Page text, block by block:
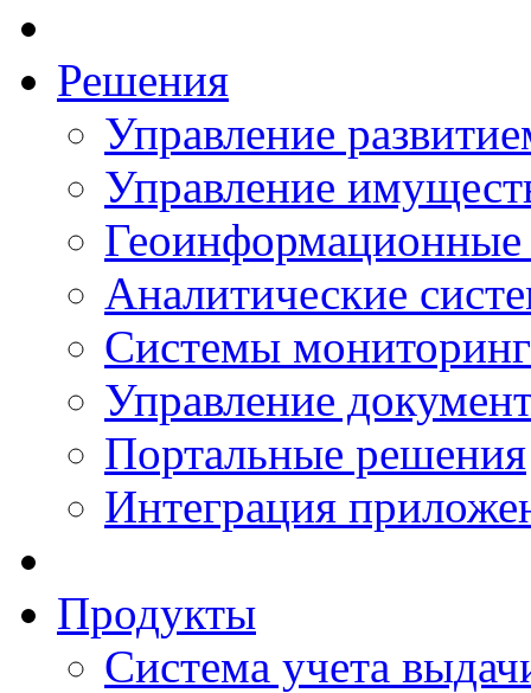
Решения
Управление
Управление
Аналитические
Системы
Управление
Портальные решения
Интеграция
Продукты
Система учета